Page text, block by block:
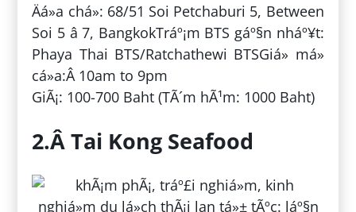
Äá»a chá»: 68/51 Soi Petchaburi 5, Between
Soi 5 â 7, BangkokTráº¡m BTS gáº§n nháº¥t:
Phaya Thai BTS/Ratchathewi BTSGiá» má»
cá»­a:Â 10am to 9pm
GiÃ¡: 100-700 Baht (TÃ´m hÃ¹m: 1000 Baht)
2.Â Tai Kong Seafood